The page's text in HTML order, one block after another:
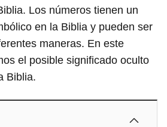
Los números tienen un
en la Biblia y pueden ser
maneras. En este
el posible significado oculto
Biblia.